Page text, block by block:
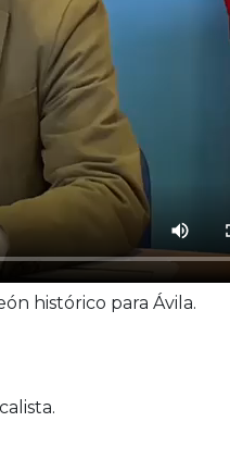
histórico para Ávila.